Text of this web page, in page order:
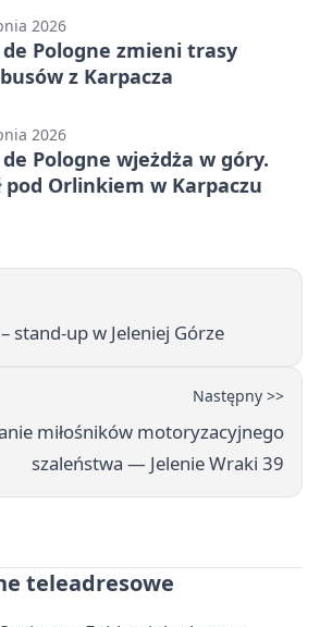
2026
Pologne zmieni trasy
z Karpacza
2026
Pologne wjeżdża w góry.
pod Orlinkiem w Karpaczu
– stand-up w Jeleniej Górze
Następny >>
miłośników motoryzacyjnego
szaleństwa — Jelenie Wraki 39
teleadresowe